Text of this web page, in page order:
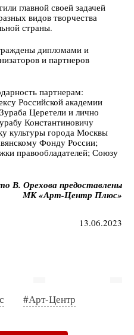
главной своей задачей
видов творчества
страны.
дипломами и
и партнеров
партнерам:
Российской академии
Церетели и лично
Константиновичу
культуры города Москвы
Фонду России;
правообладателей; Союзу
В. Орехова предоставлены
МК «Арт-Центр Плюс»
13.06.2023
#Арт-Центр